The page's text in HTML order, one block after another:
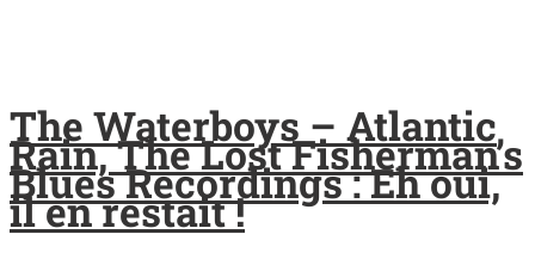
The Waterboys – Atlantic
Rain, The Lost Fisherman’s
Blues Recordings : Eh oui,
il en restait !